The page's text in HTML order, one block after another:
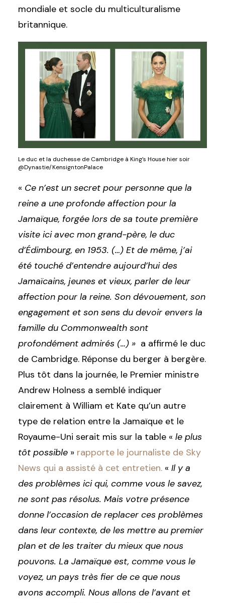
mondiale et socle du multiculturalisme
britannique.
Le duc et la duchesse de Cambridge à King’s House hier soir
@Dynastie/KensigntonPalace
« Ce n’est un secret pour personne que la
reine a une profonde affection pour la
Jamaïque, forgée lors de sa toute première
visite ici avec mon grand-père, le duc
d’Édimbourg, en 1953. (…) Et de même, j’ai
été touché d’entendre aujourd’hui des
Jamaïcains, jeunes et vieux, parler de leur
affection pour la reine. Son dévouement, son
engagement et son sens du devoir envers la
famille du Commonwealth sont
profondément admirés (…) » a affirmé le duc
de Cambridge. Réponse du berger à bergère.
Plus tôt dans la journée, le Premier ministre
Andrew Holness a semblé indiquer
clairement à William et Kate qu’un autre
type de relation entre la Jamaïque et le
Royaume-Uni serait mis sur la table « le plus
tôt possible » rapporte le journaliste de Sky
News qui a assisté à cet entretien. « Il y a
des problèmes ici qui, comme vous le savez,
ne sont pas résolus. Mais votre présence
donne l’occasion de replacer ces problèmes
dans leur contexte, de les mettre au premier
plan et de les traiter du mieux que nous
pouvons. La Jamaïque est, comme vous le
voyez, un pays très fier de ce que nous
avons accompli. Nous allons de l’avant et